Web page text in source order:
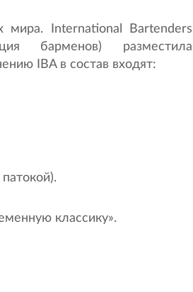
мира. International Bartenders
барменов) разместила
IBA в состав входят:
классику».